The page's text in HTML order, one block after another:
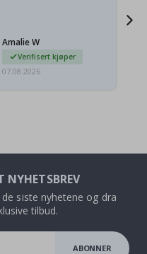
Amalie W
Verifisert kjøper
07.08.2026
NYHETSBREV
siste nyhetene og dra
tilbud.
ABONNER